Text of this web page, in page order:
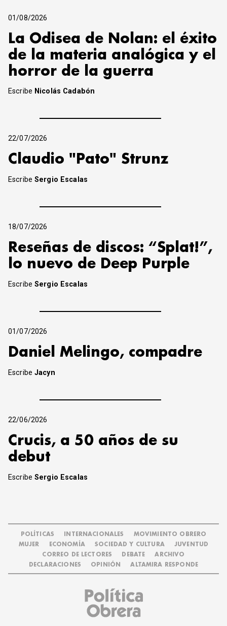
01/08/2026
La Odisea de Nolan: el éxito
de la materia analógica y el
horror de la guerra
Escribe Nicolás Cadabón
22/07/2026
Claudio "Pato" Strunz
EscribeSergio Escalas
18/07/2026
Reseñas de discos: “Splat!”,
lo nuevo de Deep Purple
EscribeSergio Escalas
01/07/2026
Daniel Melingo, compadre
EscribeJacyn
22/06/2026
Crucis, a 50 años de su
debut
EscribeSergio Escalas
POLÍTICAS INTERNACIONALES
MOVIMIENTO OBRERO
MUJER
ECONOMÍA SOCIEDAD Y CULTURA
JUVENTUD
CORREO DE LECTORES
DEBATE
ARCHIVO
DECLARACIONES
OPINIÓN ALTAMIRA RESPONDE